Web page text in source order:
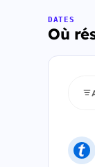
DATES
Où